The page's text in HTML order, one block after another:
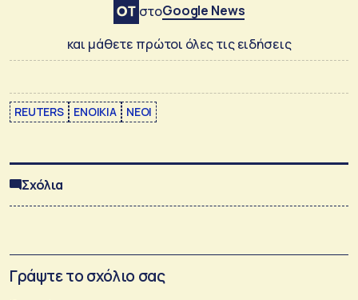
στοGoogle News
και μάθετε πρώτοι όλες τις ειδήσεις
REUTERS ΕΝΟΙΚΙΑ ΝΕΟΙ
Σχόλια
Γράψτε το σχόλιο σας